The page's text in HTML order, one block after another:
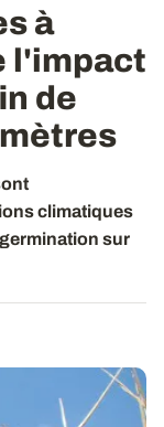
à
l'impact
de
climatiques
sur